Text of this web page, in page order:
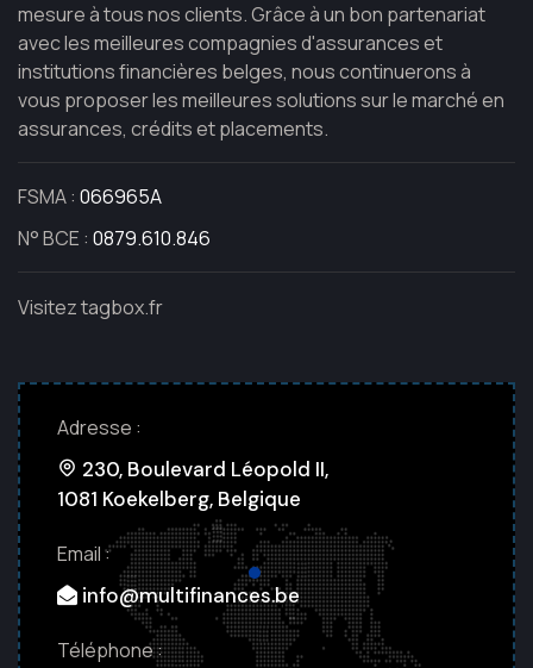
mesure à tous nos clients. Grâce à un bon partenariat
avec les meilleures compagnies d'assurances et
institutions financières belges, nous continuerons à
vous proposer les meilleures solutions sur le marché en
assurances, crédits et placements.
FSMA : 066965A
N° BCE : 0879.610.846
Visitez tagbox.fr
Adresse :
230, Boulevard Léopold II,
1081 Koekelberg, Belgique
Email :
info@multifinances.be
Téléphone :